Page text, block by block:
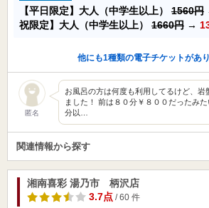
【平日限定】大人（中学生以上） 1560円
祝限定】大人（中学生以上） 1660円 →
他にも1種類の電子チケットがあ
匿名
お風呂の方は何度も利用してるけど、岩
ました！ 前は８０分￥８００だったみ
分以…
関連情報から探す
湘南喜彩 湯乃市 柄沢店
3.7点/ 60 件